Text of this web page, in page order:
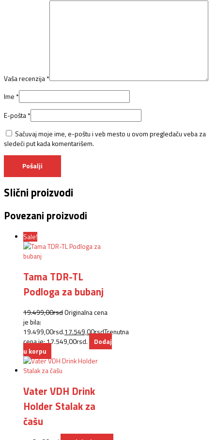
Vaša recenzija *
Ime *
E-pošta *
Sačuvaj moje ime, e-poštu i veb mesto u ovom pregledaču veba za
sledeći put kada komentarišem.
Slični proizvodi
Povezani proizvodi
Sale!
Tama TDR-TL
Podloga za bubanj
19.499,00rsd Originalna cena
je bila:
19.499,00rsd.17.549,00rsdTrenutna
cena je: 17.549,00rsd.
Dodaj
u korpu
Vater VDH Drink
Holder Stalak za
čašu